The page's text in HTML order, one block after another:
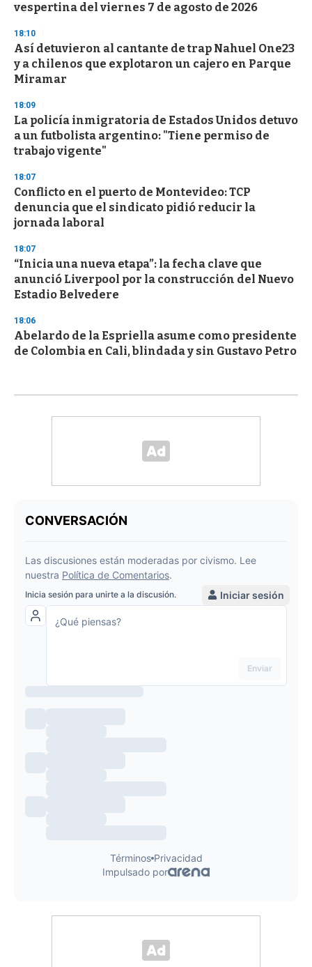
vespertina del viernes 7 de agosto de 2026
18:10
Así detuvieron al cantante de trap Nahuel One23
y a chilenos que explotaron un cajero en Parque
Miramar
18:09
La policía inmigratoria de Estados Unidos detuvo
a un futbolista argentino: "Tiene permiso de
trabajo vigente"
18:07
Conflicto en el puerto de Montevideo: TCP
denuncia que el sindicato pidió reducir la
jornada laboral
18:07
“Inicia una nueva etapa”: la fecha clave que
anunció Liverpool por la construcción del Nuevo
Estadio Belvedere
18:06
Abelardo de la Espriella asume como presidente
de Colombia en Cali, blindada y sin Gustavo Petro